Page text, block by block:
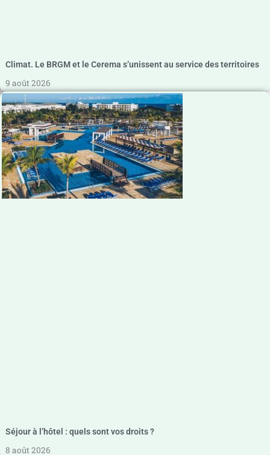
Climat. Le BRGM et le Cerema s’unissent au service des territoires
9 août 2026
Séjour à l’hôtel : quels sont vos droits ?
8 août 2026